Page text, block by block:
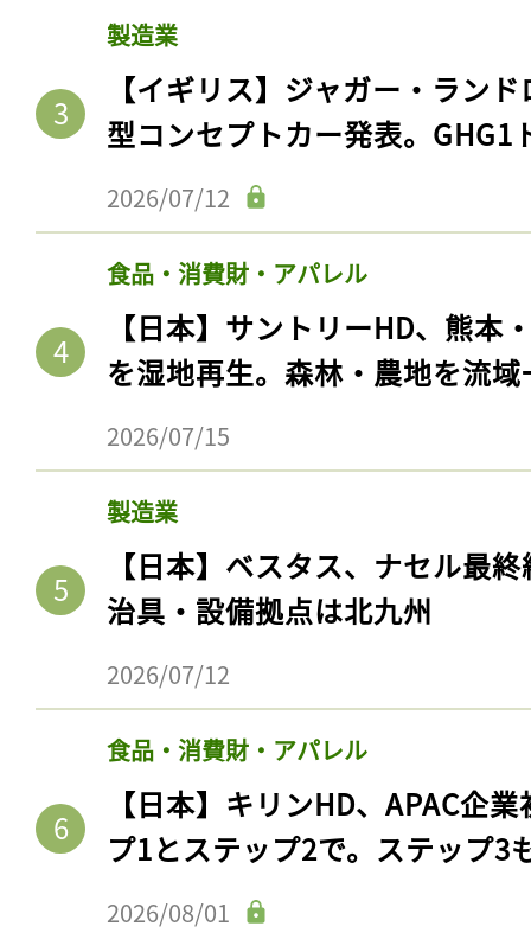
製造業
【イギリス】ジャガー・ラン
型コンセプトカー発表。GHG1
2026/07/12
食品・消費財・アパレル
【日本】サントリーHD、熊本
を湿地再生。森林・農地を流
2026/07/15
製造業
【日本】ベスタス、ナセル最
治具・設備拠点は北九州
2026/07/12
食品・消費財・アパレル
【日本】キリンHD、APAC企
プ1とステップ2で。ステップ3
2026/08/01